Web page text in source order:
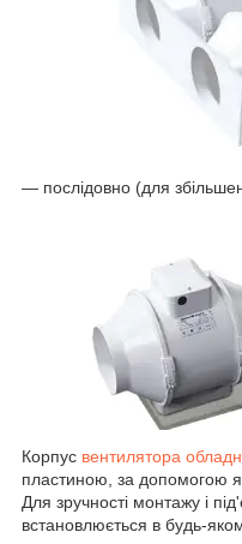
— послідовно (для
Корпус вентилятора
пластиною, за допомогою
Для зручності монтажу і
встановлюється в будь-